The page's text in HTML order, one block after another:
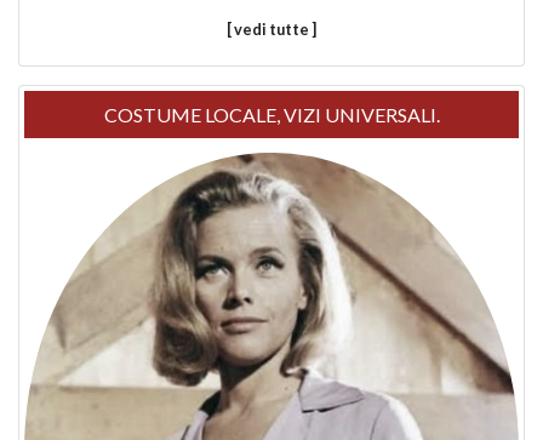
[ vedi tutte ]
COSTUME LOCALE, VIZI UNIVERSALI.